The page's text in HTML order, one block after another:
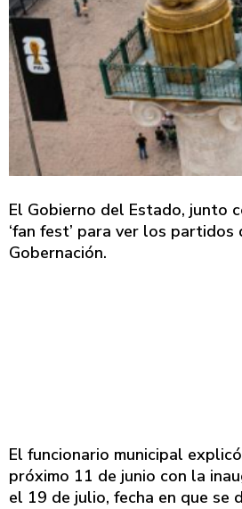
El Gobierno del Estado, junto
‘fan fest’ para ver los
Gobernación.
El funcionario municipal
próximo 11 de junio con la
el 19 de julio, fecha en que se